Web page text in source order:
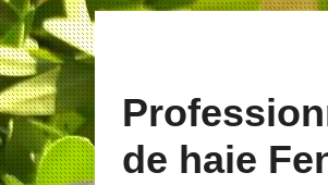
de haie